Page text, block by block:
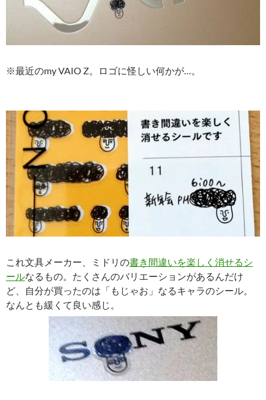
※最近のmy VAIO Z。ロゴに怪しい何かが…。
これ文具メーカー、ミドリの書き間違いを楽しく消せるシ
ールなるもの。たくさんのバリエーションがあるんだけ
ど、自分が買ったのは「もじゃお」なるキャラのシール。
なんとも緩くて良い感じ。